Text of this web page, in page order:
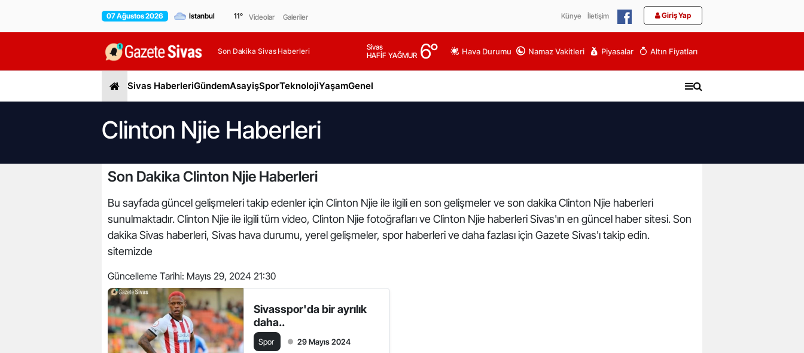
07 Ağustos 2026 11° Videolar Galeriler Künye İletişim Giriş Yap
Son Dakika Sivas Haberleri
Sivas
HAFİF YAĞMUR 6° Hava Durumu Namaz Vakitleri Piyasalar Altın Fiyatları
Sivas HaberleriGündemAsayişSporTeknolojiYaşamGenel
Clinton Njie Haberleri
Son Dakika Clinton Njie Haberleri
Bu sayfada güncel gelişmeleri takip edenler için Clinton Njie ile ilgili en son gelişmeler ve son dakika Clinton Njie haberleri
sunulmaktadır. Clinton Njie ile ilgili tüm video, Clinton Njie fotoğrafları ve Clinton Njie haberleri Sivas'ın en güncel haber sitesi. Son
dakika Sivas haberleri, Sivas hava durumu, yerel gelişmeler, spor haberleri ve daha fazlası için Gazete Sivas'ı takip edin.
sitemizde
Güncelleme Tarihi: Mayıs 29, 2024 21:30
Sivasspor'da bir ayrılık
daha..
Spor 29 Mayıs 2024